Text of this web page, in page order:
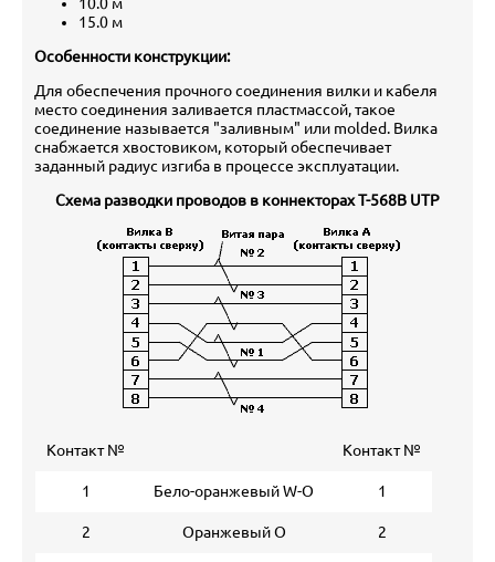
15.0 м
Особенности конструкции:
Для обеспечения прочного соединения вилки и кабеля
место соединения заливается пластмассой, такое
соединение называется "заливным" или molded. Вилка
снабжается хвостовиком, который обеспечивает
заданный радиус изгиба в процессе эксплуатации.
Схема разводки проводов в коннекторах T-568B UTP
Контакт № Контакт №
1 Бело-оранжевый W-O 1
2 Оранжевый O 2